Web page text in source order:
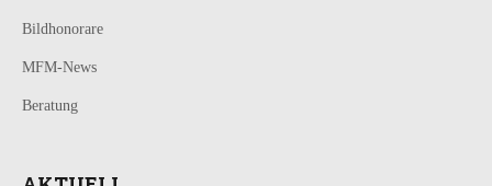
Bildhonorare
MFM-News
Beratung